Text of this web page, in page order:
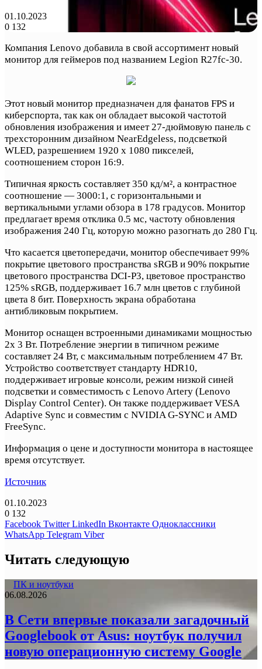
01.10.2023
0 132
Компания Lenovo добавила в свой ассортимент новый
монитор для геймеров под названием Legion R27fc-30.
Этот новый монитор предназначен для фанатов FPS и
киберспорта, так как он обладает высокой частотой
обновления изображения и имеет 27-дюймовую панель с
трехсторонним дизайном NearEdgeless, подсветкой
WLED, разрешением 1920 x 1080 пикселей,
соотношением сторон 16:9.
Типичная яркость составляет 350 кд/м², а контрастное
соотношение — 3000:1, с горизонтальными и
вертикальными углами обзора в 178 градусов. Монитор
предлагает время отклика 0.5 мс, частоту обновления
изображения 240 Гц, которую можно разогнать до 280 Гц.
Что касается цветопередачи, монитор обеспечивает 99%
покрытие цветового пространства sRGB и 90% покрытие
цветового пространства DCI-P3, цветовое пространство
125% sRGB, поддерживает 16.7 млн цветов с глубиной
цвета 8 бит. Поверхность экрана обработана
антибликовым покрытием.
Монитор оснащен встроенными динамиками мощностью
2x 3 Вт. Потребление энергии в типичном режиме
составляет 24 Вт, с максимальным потреблением 47 Вт.
Устройство соответствует стандарту HDR10,
поддерживает игровые консоли, режим низкой синей
подсветки и совместимость с Lenovo Artery (Lenovo
Display Control Center). Он также поддерживает VESA
Adaptive Sync и совместим с NVIDIA G-SYNC и AMD
FreeSync.
Информация о цене и доступности монитора в настоящее
время отсутствует.
Источник
01.10.2023
0 132
Facebook Twitter LinkedIn Вконтакте Одноклассники
WhatsApp Telegram Viber
Читать следующую
ПК и ноутбуки
06.08.2026
В Сети впервые показали загадочный
Googlebook от Asus: ноутбук получил
новую операционную систему Google